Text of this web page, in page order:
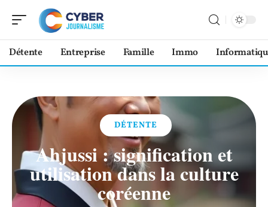
Détente Entreprise Famille Immo
DÉTENTE
Ahjussi : signification et
utilisation dans la culture
coréenne